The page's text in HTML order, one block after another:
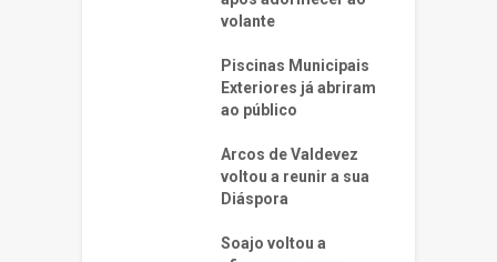
volante
Piscinas Municipais
Exteriores já abriram
ao público
Arcos de Valdevez
voltou a reunir a sua
Diáspora
Soajo voltou a